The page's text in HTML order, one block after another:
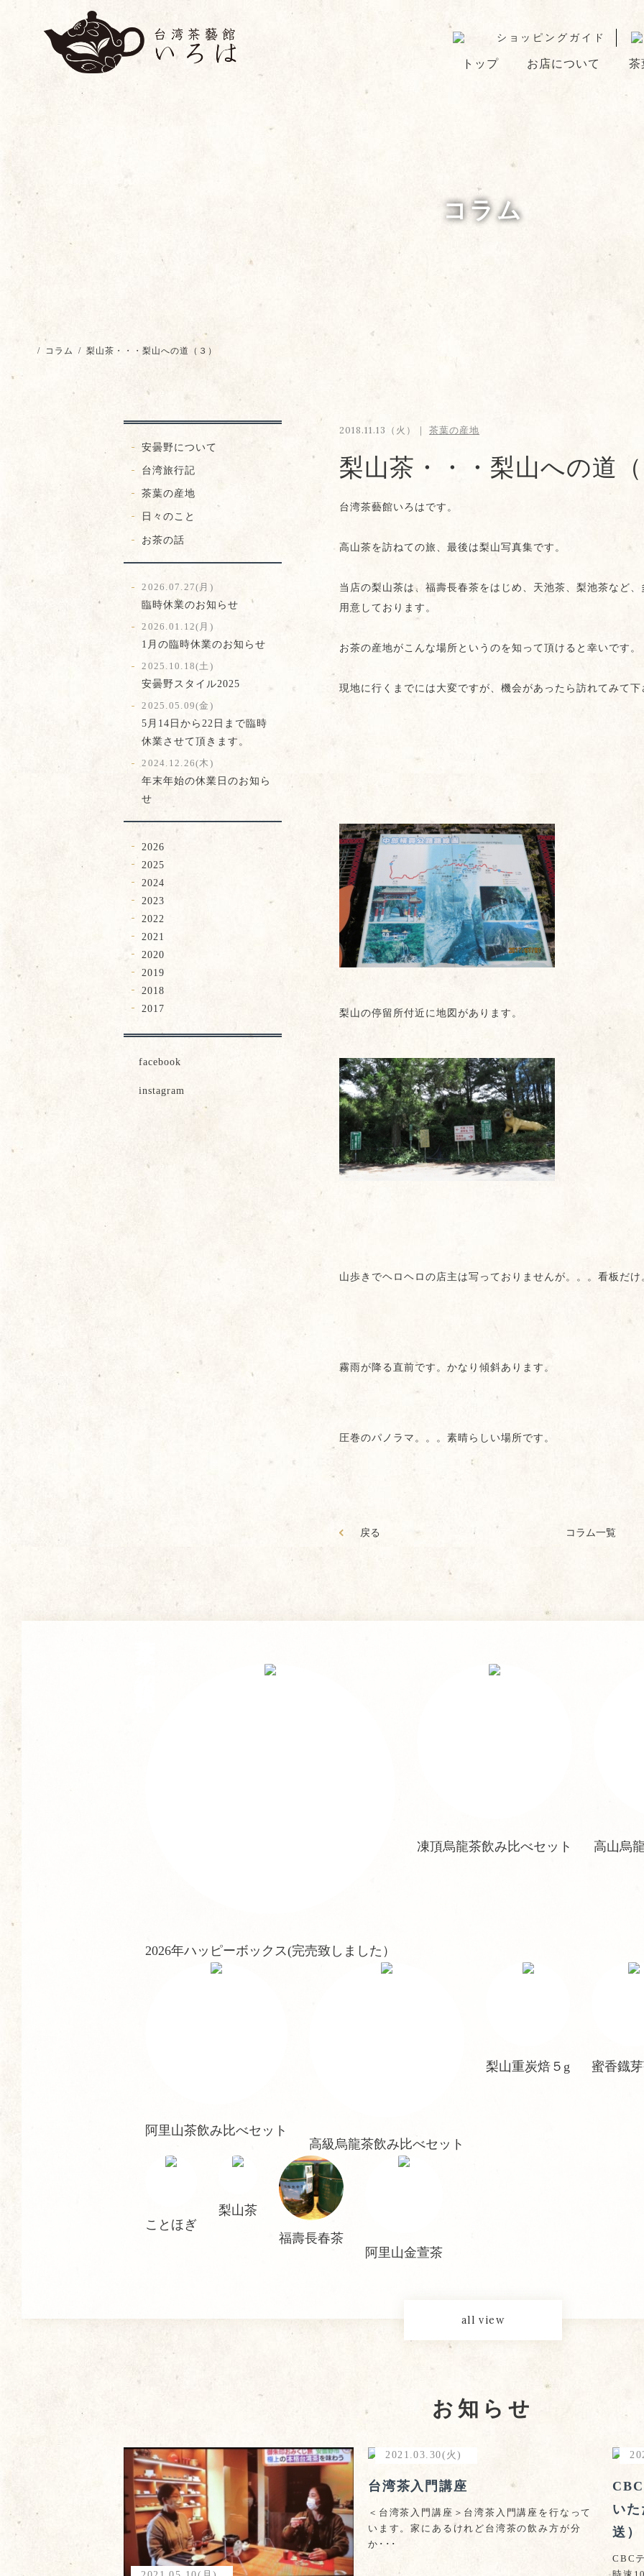
ショッピングガイド
トップ お店について 茶
コラム
/ コラム / 梨山茶・・・梨山への道（３）
2018.11.13（火）｜ 茶葉の産地
梨山茶・・・梨山への道
台湾茶藝館いろはです。
高山茶を訪ねての旅、最後は梨山写真集です。
当店の梨山茶は、福壽長春茶をはじめ、天池茶、梨池茶など
用意しております。
お茶の産地がこんな場所というのを知って頂けると幸いです。
現地に行くまでには大変ですが、機会があったら訪れてみて下
梨山の停留所付近に地図があります。
山歩きでヘロヘロの店主は写っておりませんが。。。看板だけ
霧雨が降る直前です。かなり傾斜あります。
圧巻のパノラマ。。。素晴らしい場所です。
戻る コラム一覧
安曇野について
台湾旅行記
茶葉の産地
日々のこと
お茶の話
2026.07.27(月)
臨時休業のお知らせ
2026.01.12(月)
1月の臨時休業のお知らせ
2025.10.18(土)
安曇野スタイル2025
2025.05.09(金)
5月14日から22日まで臨時
休業させて頂きます。
2024.12.26(木)
年末年始の休業日のお知ら
せ
2026
2025
2024
2023
2022
2021
2020
2019
2018
2017
facebook
instagram
2026年ハッピーボックス(完売致しました）
凍頂烏龍茶飲み比べセット 高山烏
阿里山茶飲み比べセット
高級烏龍茶飲み比べセット
梨山重炭焙５g 蜜香鐡
ことほぎ
梨山茶
福壽長春茶
阿里山金萱茶
all view
お知らせ
2021.03.30(火)
台湾茶入門講座
＜台湾茶入門講座＞台湾茶入門講座を行なって
います。家にあるけれど台湾茶の飲み方が分
か･･･
い
送）
CBC